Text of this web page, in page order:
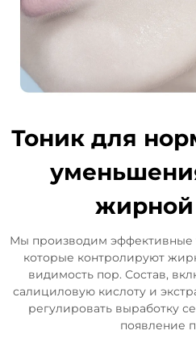
Тоник для
Мы производим
которые контролируют
видимость пор. Состав,
салициловую кислоту и
регулировать выработку
появление